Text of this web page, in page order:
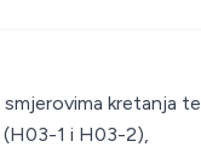
kretanja te
(H03-1 i H03-2),